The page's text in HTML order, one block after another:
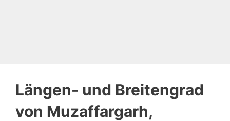
Längen- und Breitengrad
von Muzaffargarh,